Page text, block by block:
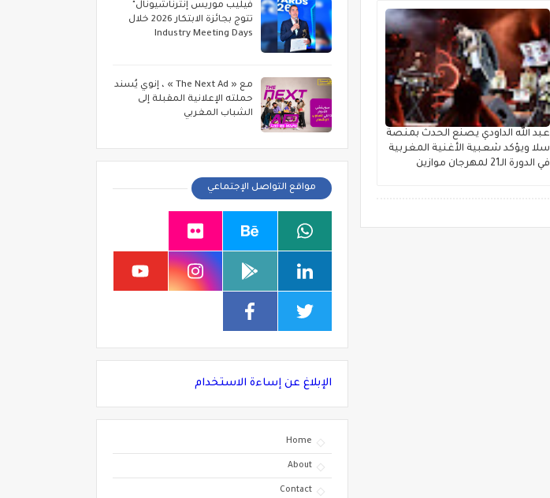
عبد الله الداودي يصنع الحدث بمنصة
سلا ويؤكد شعبية الأغنية المغربية
في الدورة الـ21 لمهرجان موازين
فيليب موريس إنترناشيونال"
تتوج بجائزة الابتكار 2026 خلال
Industry Meeting Days
مع « The Next Ad » ، إنوي يُسند
حملته الإعلانية المقبلة إلى
الشباب المغربي
مواقع التواصل الإجتماعي
الإبلاغ عن إساءة الاستخدام
Home
About
Contact